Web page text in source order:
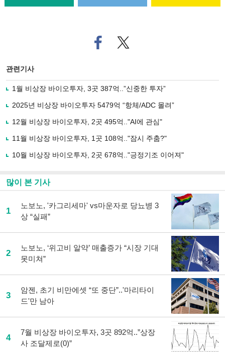
페
이
로
기
사
유
기
트위
터로
관련기사
1월 비상장 바이오투자, 3곳 387억..”신중한 투자”
2025년 비상장 바이오투자 5479억 “항체/ADC 몰려”
12월 비상장 바이오투자, 2곳 495억.."AI에 관심"
11월 비상장 바이오투자, 1곳 108억.."잠시 주춤?"
10월 비상장 바이오투자, 2곳 678억.."긍정기조 이어져"
많이 본 기사
1
노보노, '카그리세마' vs마운자로 당뇨병 3
상 “실패”
2
노보노, ‘위고비 알약’ 매출증가 “시장 기대
못미쳐”
3
암젠, 초기 비만에셋 “또 중단”..'마리타이
드'만 남아
4
7월 비상장 바이오투자, 3곳 892억..”상장
사 조달제로(0)”